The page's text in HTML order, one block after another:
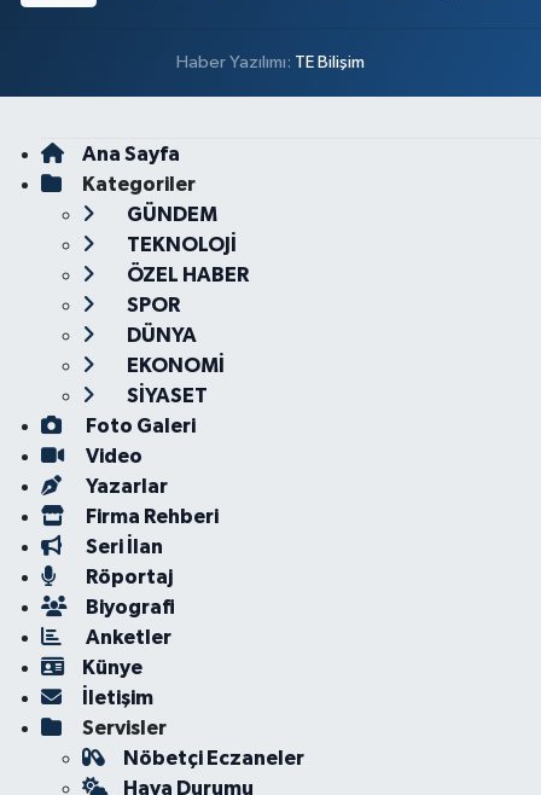
Haber Yazılımı: TE Bilişim
Ana Sayfa
Kategoriler
GÜNDEM
TEKNOLOJİ
ÖZEL HABER
SPOR
DÜNYA
EKONOMİ
SİYASET
Foto Galeri
Video
Yazarlar
Firma Rehberi
Seri İlan
Röportaj
Biyografi
Anketler
Künye
İletişim
Servisler
Nöbetçi Eczaneler
Hava Durumu